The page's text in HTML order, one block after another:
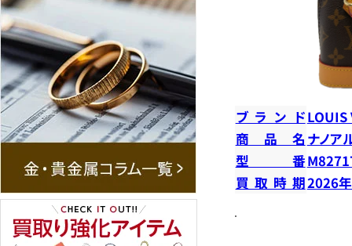
ブランドLOUIS
商品名 ナノア
型番
買取時期2026